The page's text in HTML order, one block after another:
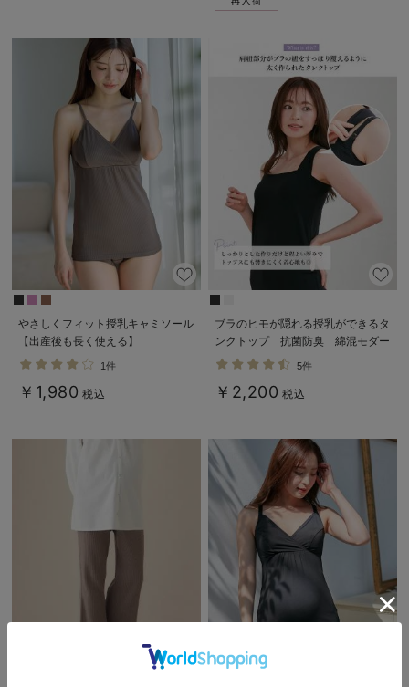
やさしくフィット授乳キャミソール
【出産後も長く使える】
1件
￥1,980 税込
ブラのヒモが隠れる授乳ができるタ
ンクトップ 抗菌防臭 綿混モダー
ル
5件
￥2,200 税込